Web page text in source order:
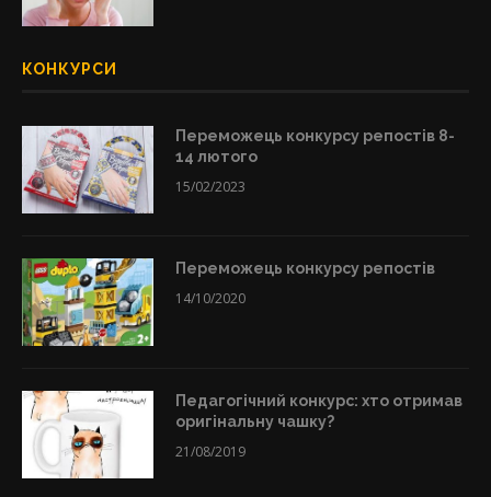
КОНКУРСИ
Переможець конкурсу репостів 8-
14 лютого
15/02/2023
Переможець конкурсу репостів
14/10/2020
Педагогічний конкурс: хто отримав
оригінальну чашку?
21/08/2019